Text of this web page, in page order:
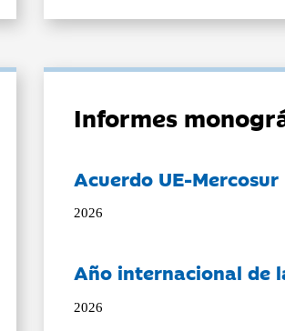
Informes
Acuerdo UE-
2026
Año internacional de
2026